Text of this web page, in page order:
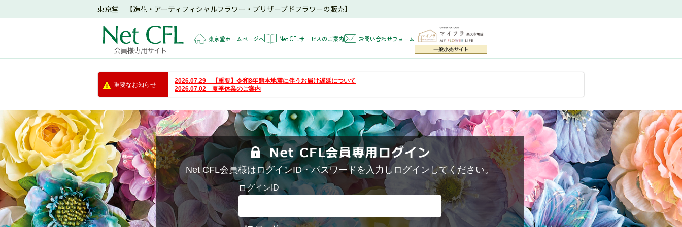
東京堂 【造花・アーティフィシャルフラワー・プリザーブドフラワーの販売】
東京堂ホームページへ Net CFLサービスのご案内 お問い合わせフォーム
重要なお知らせ
2026.07.29 【重要】令和8年熊本地震に伴うお届け遅延について
2026.07.02 夏季休業のご案内
Net CFL会員様はログインID・パスワードを入力しログインしてください。
ログインID